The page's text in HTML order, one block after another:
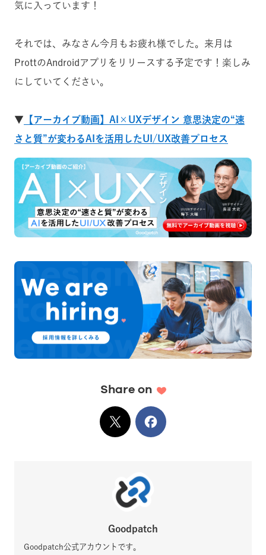
気に入っています！
それでは、みなさん今月もお疲れ様でした。来月は
ProttのAndroidアプリをリリースする予定です！楽しみ
にしていてください。
▼ 【アーカイブ動画】AI×UXデザイン 意思決定の“速
さと質”が変わるAIを活用したUI/UX改善プロセス
Share on
XでシェアFacebook
Goodpatch
Goodpatch公式アカウントです。